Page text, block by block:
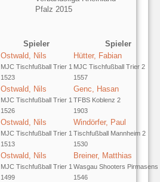
Pfalz 2015
Spieler
Spieler
Ostwald, Nils
MJC Tischfußball Trier 1
1523
Hütter, Fabian
MJC Tischfußball Trier 2
1557
Ostwald, Nils
MJC Tischfußball Trier 1
1526
Genc, Hasan
TFBS Koblenz 2
1903
Ostwald, Nils
MJC Tischfußball Trier 1
1513
Windörfer, Paul
Tischfußball Mannheim 2
1530
Ostwald, Nils
MJC Tischfußball Trier 1
1499
Breiner, Matthias
Wasgau Shooters Pirmasens
1546